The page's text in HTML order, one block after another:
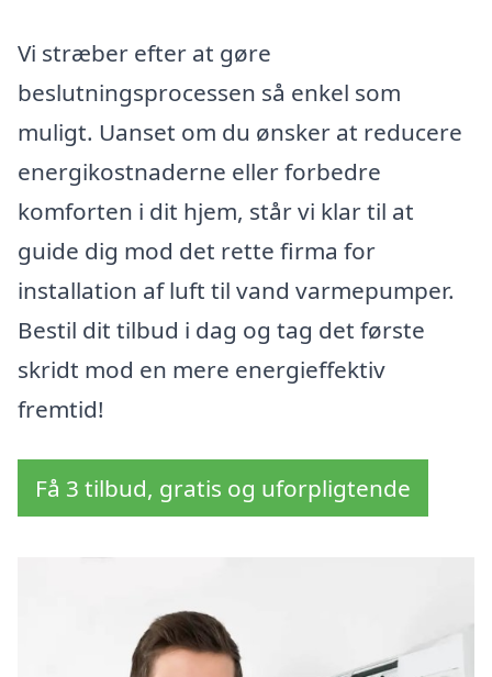
Vi stræber efter at gøre
beslutningsprocessen så enkel som
muligt. Uanset om du ønsker at reducere
energikostnaderne eller forbedre
komforten i dit hjem, står vi klar til at
guide dig mod det rette firma for
installation af luft til vand varmepumper.
Bestil dit tilbud i dag og tag det første
skridt mod en mere energieffektiv
fremtid!
Få 3 tilbud, gratis og uforpligtende